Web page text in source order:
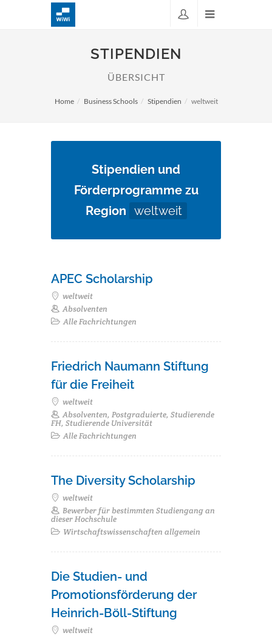
STIPENDIEN
ÜBERSICHT
Home Business Schools Stipendien weltweit
Stipendien und
Förderprogramme zu
Region weltweit
APEC Scholarship
weltweit
Absolventen
Alle Fachrichtungen
Friedrich Naumann Stiftung
für die Freiheit
weltweit
Absolventen, Postgraduierte, Studierende
FH, Studierende Universität
Alle Fachrichtungen
The Diversity Scholarship
weltweit
Bewerber für bestimmten Studiengang an
dieser Hochschule
Wirtschaftswissenschaften allgemein
Die Studien- und
Promotionsförderung der
Heinrich-Böll-Stiftung
weltweit